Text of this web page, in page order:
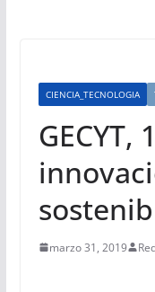
CIENCIA_TECNOLOGIA
GECYT,
marzo 31, 2019